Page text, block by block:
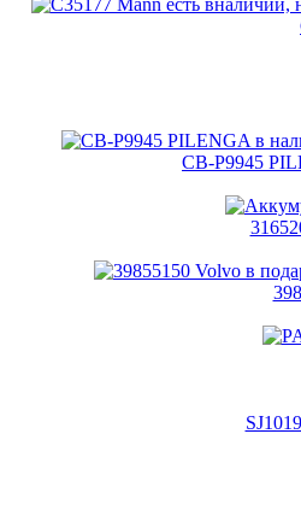
CB-P9945